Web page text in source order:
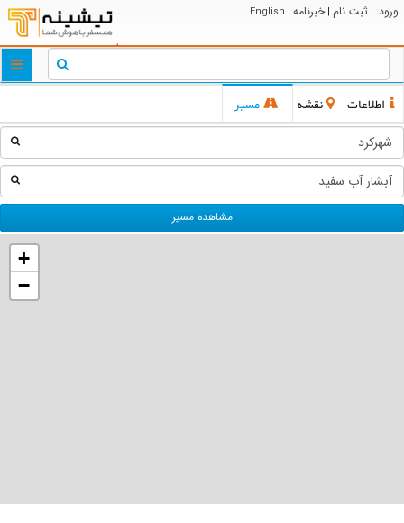
ورود | ثبت نام | خبرنامه |
English
اطلاعات نقشه مسیر
مشاهده مسیر
+
−